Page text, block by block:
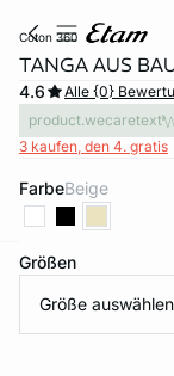
coton 360
TANGA AUS
4.6
Alle {0}
product.wecaretext
3 kaufen, den 4. gratis
Farbe beige
Größen
Größe auswählen